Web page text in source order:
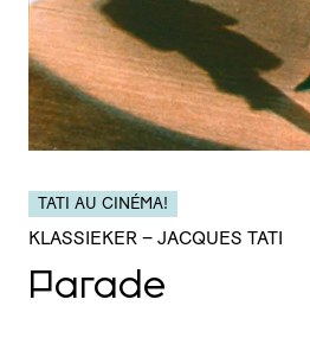
TATI AU CINÉMA!
KLASSIEKER – JACQUES TATI
Parade